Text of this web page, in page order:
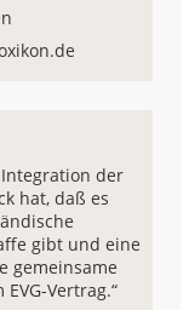
der
hat, daß es
gibt und eine
gemeinsame
Vertrag.“